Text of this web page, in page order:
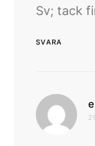
Sv; tack
SVARA